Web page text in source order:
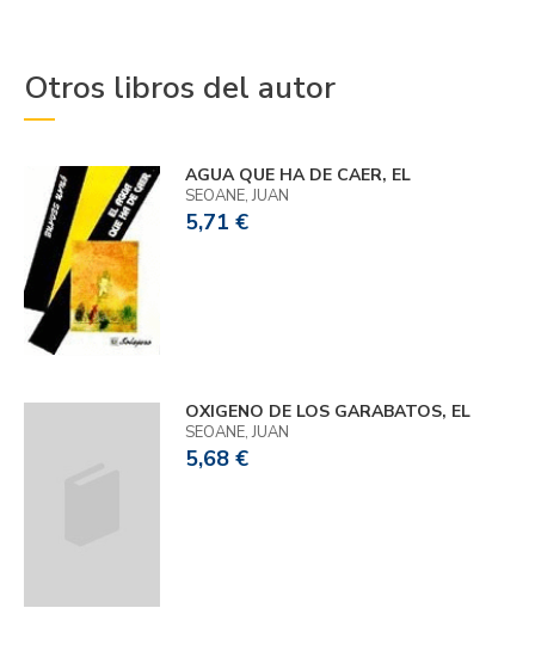
Otros libros del autor
AGUA QUE HA DE CAER, EL
SEOANE, JUAN
5,71 €
OXIGENO DE LOS GARABATOS, EL
SEOANE, JUAN
5,68 €